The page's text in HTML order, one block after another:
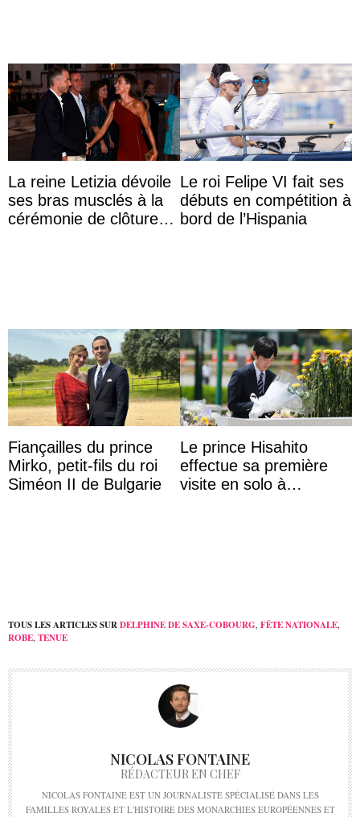
La reine Letizia dévoile
ses bras musclés à la
cérémonie de clôture
Le roi Felipe VI fait ses
débuts en compétition à
bord de l’Hispania
Fiançailles du prince
Mirko, petit-fils du roi
Siméon II de Bulgarie
Le prince Hisahito
effectue sa première
visite en solo à
TOUS LES ARTICLES SURDELPHINE DE SAXE-COBOURG, FÊTE NATIONALE,
ROBE, TENUE
NICOLAS FONTAINE
RÉDACTEUR EN CHEF
NICOLAS FONTAINE EST UN JOURNALISTE SPÉCIALISÉ DANS LES
FAMILLES ROYALES ET L'HISTOIRE DES MONARCHIES EUROPÉENNES ET